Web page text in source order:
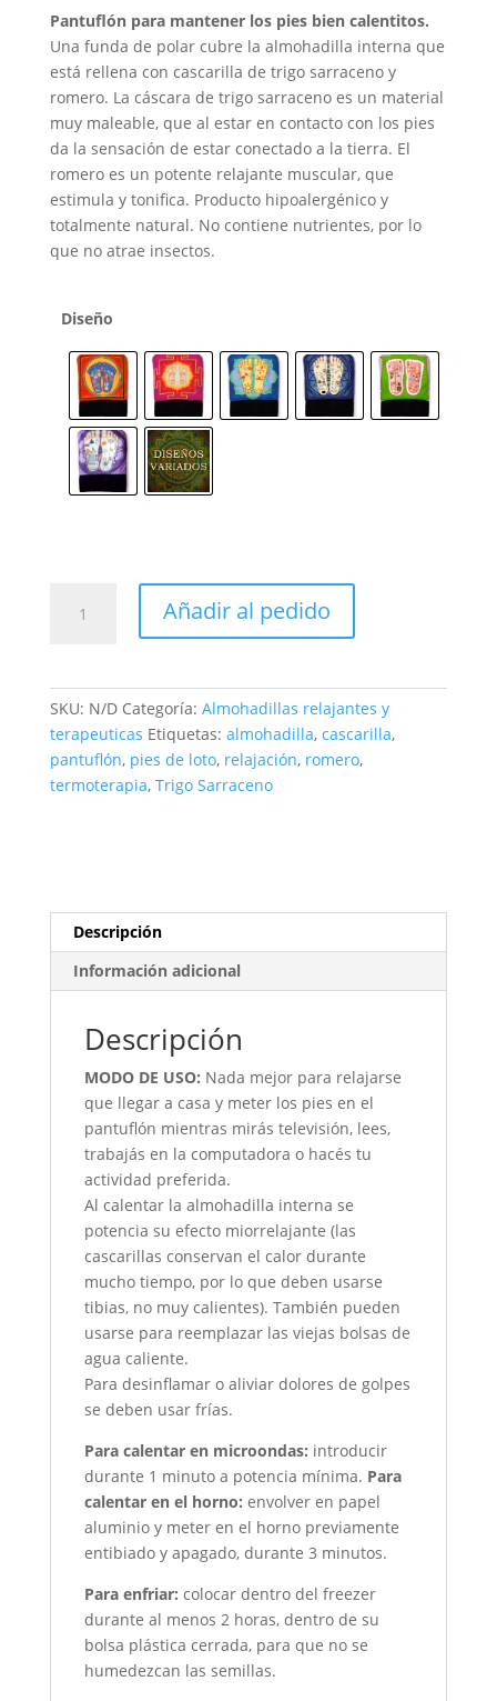
Pantuflón para mantener los pies bien calentitos.
Una funda de polar cubre la almohadilla interna que
está rellena con cascarilla de trigo sarraceno y
romero. La cáscara de trigo sarraceno es un material
muy maleable, que al estar en contacto con los pies
da la sensación de estar conectado a la tierra. El
romero es un potente relajante muscular, que
estimula y tonifica. Producto hipoalergénico y
totalmente natural. No contiene nutrientes, por lo
que no atrae insectos.
Diseño
cantidad
Añadir al pedido
SKU: N/D Categoría: Almohadillas relajantes y
terapeuticas Etiquetas: almohadilla, cascarilla,
pantuflón, pies de loto, relajación, romero,
termoterapia, Trigo Sarraceno
Descripción
Información adicional
Descripción
MODO DE USO: Nada mejor para relajarse
que llegar a casa y meter los pies en el
pantuflón mientras mirás televisión, lees,
trabajás en la computadora o hacés tu
actividad preferida.
Al calentar la almohadilla interna se
potencia su efecto miorrelajante (las
cascarillas conservan el calor durante
mucho tiempo, por lo que deben usarse
tibias, no muy calientes). También pueden
usarse para reemplazar las viejas bolsas de
agua caliente.
Para desinflamar o aliviar dolores de golpes
se deben usar frías.
Para calentar en microondas: introducir
durante 1 minuto a potencia mínima. Para
calentar en el horno: envolver en papel
aluminio y meter en el horno previamente
entibiado y apagado, durante 3 minutos.
Para enfriar: colocar dentro del freezer
durante al menos 2 horas, dentro de su
bolsa plástica cerrada, para que no se
humedezcan las semillas.